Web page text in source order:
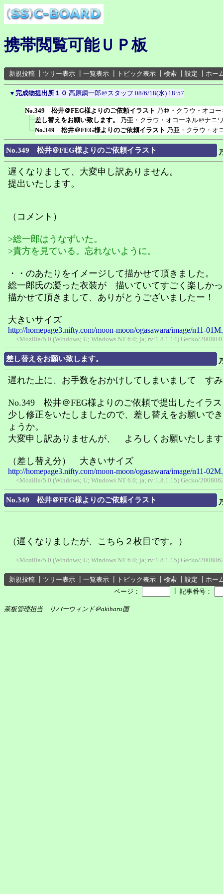
携帯閲覧可能ＵＰ板
新規投稿 ツリー表示 一覧表示 トピック表示 検索 設定 ホー
▼ 完成物提出所１０ 高原鋼一郎＠スタッフ 08/6/18(水) 18:57
No.349 松井＠FEG様よりのご依頼イラスト 乃亜・クラウ・オコ
差し替えをお願い致します。
乃亜・クラウ・オコーネル＠ナニ
No.349 松井＠FEG様よりのご依頼イラスト 乃亜・クラウ・オ
No.349 松井＠FEG様よりのご依頼イラスト
遅くなりまして、大変申し訳ありません。
提出いたします。
（コメント）
>総一郎はうなずいた。
>貴方を見ている。忘れないように。
・・のあたりをイメージして描かせて頂きました。
総一郎氏の凝った衣装が 描いていてすごく楽しか
描かせて頂きまして、ありがとうございましたー！
大きいサイズ
http://homepage3.nifty.com/moon-moon/ogasawara/image/n11-
<Mozilla/5.0 (Windows; U; Windows NT 6.0; ja; rv:1.8.1.14) Gecko/
差し替えをお願い致します。
遅れた上に、お手数をおかけしてしまいまして す
No.349 松井＠FEG様よりのご依頼で提出したイラ
少し修正をいたしましたので、差し替えをお願いで
ょうか。
大変申し訳ありませんが、 よろしくお願いたしま
（差し替え分） 大きいサイズ
http://homepage3.nifty.com/moon-moon/ogasawara/image/n11-
<Mozilla/5.0 (Windows; U; Windows NT 6.0; ja; rv:1.8.1.15) Gecko/
No.349 松井＠FEG様よりのご依頼イラスト
（遅くなりましたが、こちら２枚目です。）
<Mozilla/5.0 (Windows; U; Windows NT 6.0; ja; rv:1.8.1.15) Gecko/
新規投稿 ツリー表示 一覧表示 トピック表示 検索 設定
ホー
ページ：
記事番号：
茶板管理担当 リバーウィンド＠akiharu国